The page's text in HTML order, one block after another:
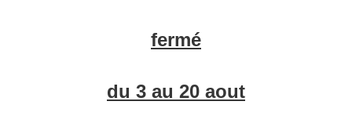
fermé
du 3 au 20 aout